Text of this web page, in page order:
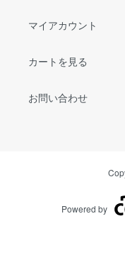
マイアカウント
カートを見る
お問い合わせ
Powered by